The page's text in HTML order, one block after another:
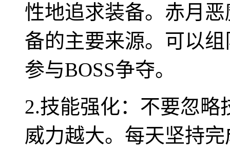
性地追求装备。赤月
备的主要来源。可以
参与BOSS争夺。
2.技能强化：不要忽
威力越大。每天坚持